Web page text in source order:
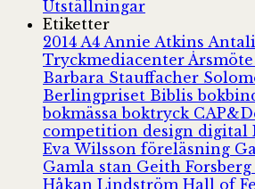
Utställningar
Etiketter
2014 A4 Annie Atkins
Tryckmediacenter Årsmöte
Barbara Stauffacher
Berlingpriset Biblis
bokmässaboktryck
competition design digital
Eva Wilsson föreläsning
Gamla stan Geith Forsberg
Håkan Lindström Hall of